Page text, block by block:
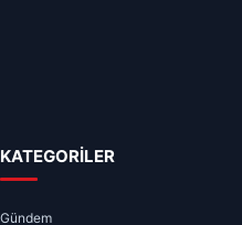
KATEGORİLER
Gündem